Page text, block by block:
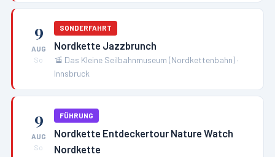
9
AUG
So
SONDERFAHRT
Nordkette Jazzbrunch
🚡 Das Kleine Seilbahnmuseum (Nordkettenbahn) ·
Innsbruck
9
AUG
So
FÜHRUNG
Nordkette Entdeckertour Nature Watch
Nordkette